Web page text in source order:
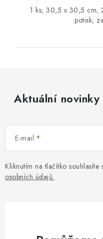
1 ks; 30,5 x 30,5 cm;
potisk;
Aktuální
E-mail
Kliknutím na tlačítko souhlasíte
osobních údajů.